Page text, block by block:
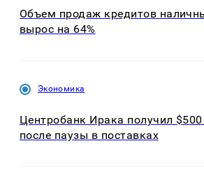
Объем продаж кредитов
вырос на 64%
Экономика
Центробанк Ирака получил
после паузы в поставках